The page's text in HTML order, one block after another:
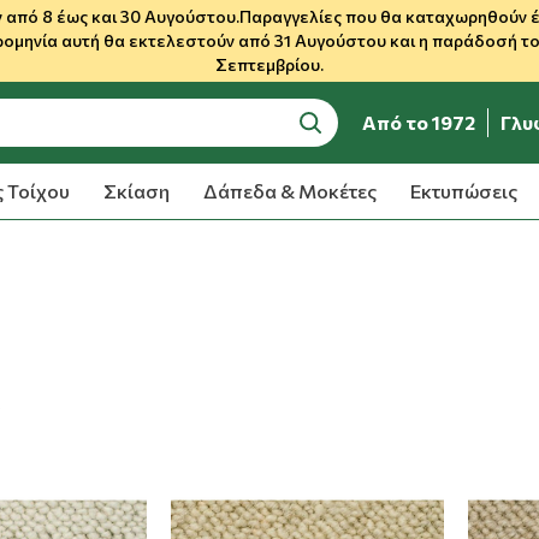
8 έως και 30 Αυγούστου.Παραγγελίες που θα καταχωρηθούν
αυτή θα εκτελεστούν από 31 Αυγούστου και η παράδοσή
Σεπτεμβρίου.
search
Από το 1972
Τοίχου Σκίαση Δάπεδα & Μοκέτες Εκτυπώσεις